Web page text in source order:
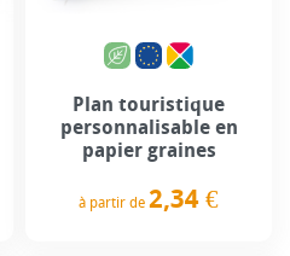
Plan touristique
personnalisable en
papier graines
à partir de 2,34 €